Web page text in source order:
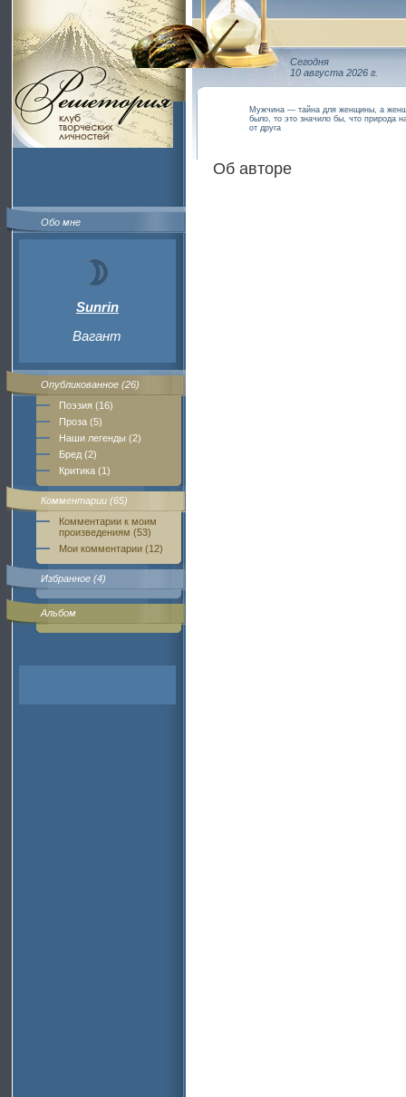
Обо мне
Sunrin
Вагант
Опубликованное (26)
Поэзия (16)
Проза (5)
Наши легенды (2)
Бред (2)
Критика (1)
Комментарии (65)
Комментарии к моим
произведениям (53)
Мои комментарии (12)
Избранное (4)
Альбом
Сегодня
10 августа 2026 г.
Мужчина — тайна для женщины, а
было, то это значило бы, что природа
от друга
Об авторе